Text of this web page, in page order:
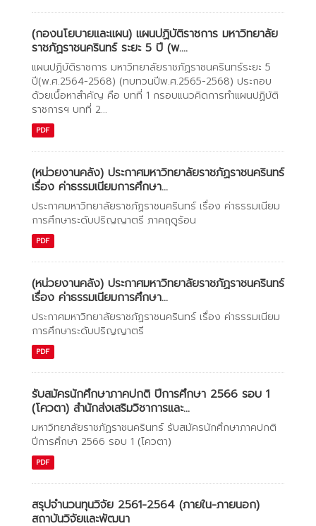
(กองนโยบายและแผน) แผนปฏิบัติราชการ มหาวิทยาลัย
ราชภัฏราชนครินทร์ ระยะ 5 ปี (พ....
แผนปฏิบัติราชการ มหาวิทยาลัยราชภัฏราชนครินทร์ระยะ 5
ปี(พ.ศ.2564-2568) (ทบทวนปีพ.ศ.2565-2568) ประกอบ
ด้วยเนื้อหาสำคัญ คือ บทที่ 1 กรอบแนวคิดการทำแผนปฏิบัติ
ราชการฯ บทที่ 2...
PDF
(หน่วยงานคลัง) ประกาศมหาวิทยาลัยราชภัฏราชนครินทร์
เรื่อง ค่าธรรมเนียมการศึกษา...
ประกาศมหาวิทยาลัยราชภัฏราชนครินทร์ เรื่อง ค่าธรรมเนียม
การศึกษาระดับปริญญาตรี ภาคฤดูร้อน
PDF
(หน่วยงานคลัง) ประกาศมหาวิทยาลัยราชภัฏราชนครินทร์
เรื่อง ค่าธรรมเนียมการศึกษา...
ประกาศมหาวิทยาลัยราชภัฏราชนครินทร์ เรื่อง ค่าธรรมเนียม
การศึกษาระดับปริญญาตรี
PDF
รับสมัครนักศึกษาภาคปกติ ปีการศึกษา 2566 รอบ 1
(โควตา) สำนักส่งเสริมวิชาการและ...
มหาวิทยาลัยราชภัฏราชนครินทร์ รับสมัครนักศึกษาภาคปกติ
ปีการศึกษา 2566 รอบ 1 (โควตา)
PDF
สรุปจำนวนทุนวิจัย 2561-2564 (ภายใน-ภายนอก)
สถาบันวิจัยและพัฒนา